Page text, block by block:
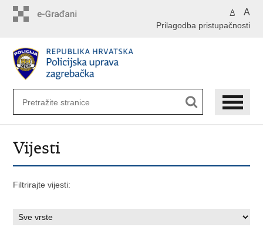
A A
Prilagodba pristupačnosti
Vijesti
Filtrirajte vijesti: